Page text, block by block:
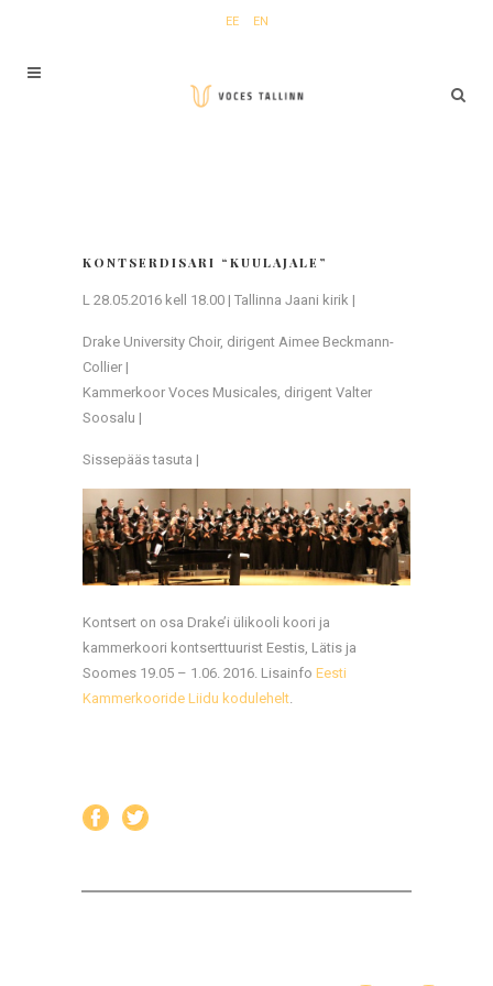
EE EN
KONTSERDISARI “KUULAJALE”
L 28.05.2016 kell 18.00 | Tallinna Jaani kirik |
Drake University Choir, dirigent Aimee Beckmann-
Collier |
Kammerkoor Voces Musicales, dirigent Valter
Soosalu |
Sissepääs tasuta |
Kontsert on osa Drake’i ülikooli koori ja
kammerkoori kontserttuurist Eestis, Lätis ja
Soomes 19.05 – 1.06. 2016. Lisainfo Eesti
Kammerkooride Liidu kodulehelt